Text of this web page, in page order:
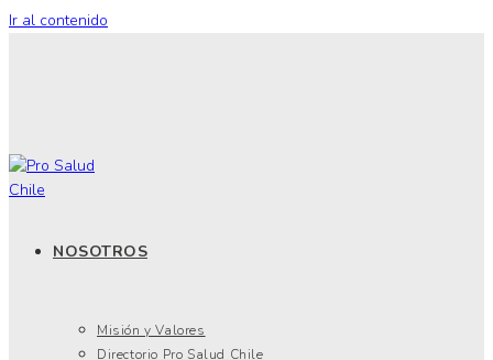
Ir al contenido
NOSOTROS
Misión y Valores
Directorio Pro Salud Chile